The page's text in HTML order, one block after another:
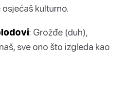
kulturno.
: Grožđe (duh),
sve ono što izgleda kao